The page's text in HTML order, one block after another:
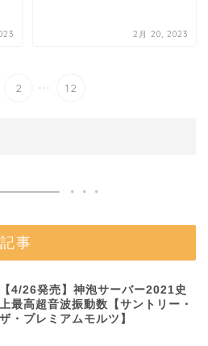
2月 20, 2023
2 ... 12
事
【4/26発売】神泡サーバー2021史
上最高超音波振動数【サントリー・
ザ・プレミアムモルツ】